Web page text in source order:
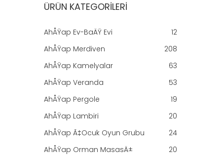
ÜRÜN KATEGORILERI
AhÅŸap Ev-BaÄŸ Evi
12
AhÅŸap Merdiven
208
AhÅŸap Kamelyalar
63
AhÅŸap Veranda
53
AhÅŸap Pergole
19
AhÅŸap Lambiri
20
AhÅŸap Ã‡ocuk Oyun Grubu
24
AhÅŸap Orman MasasÄ±
20